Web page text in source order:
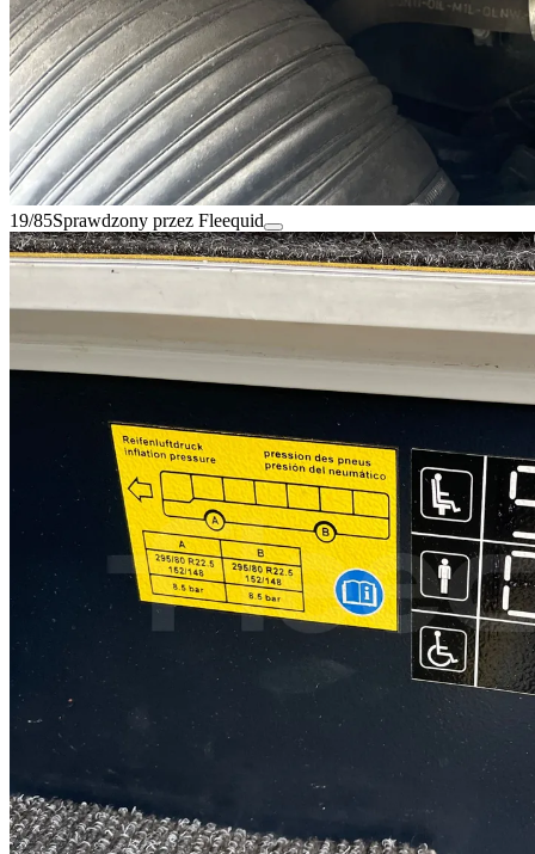
19/85Sprawdzony przez Fleequid